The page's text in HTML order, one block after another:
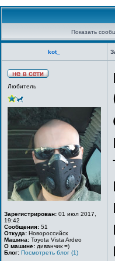
Показать
kot_
Любитель
Зарегистрирован: 01 июл 2017,
19:42
Сообщения: 51
Откуда: Новороссийск
Машина: Toyota Vista Ardeo
О машине: диванчик =)
Блог: Посмотреть блог (1)